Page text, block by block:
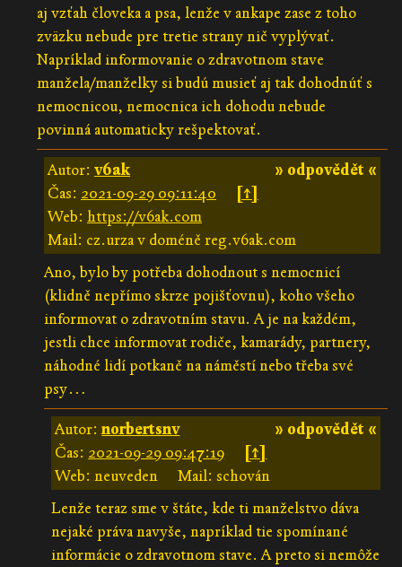
aj vzťah človeka a psa, lenže v ankape zase z toho
zväzku nebude pre tretie strany nič vyplývať.
Napríklad informovanie o zdravotnom stave
manžela/manželky si budú musieť aj tak dohodnúť s
nemocnicou, nemocnica ich dohodu nebude
povinná automaticky rešpektovať.
» odpovědět «
Autor: v6ak
Čas: 2021-09-29 09:11:40
[↑]
Web: https://v6ak.com
Mail: cz.urza v doméně reg.v6ak.com
Ano, bylo by potřeba dohodnout s nemocnicí
(klidně nepřímo skrze pojišťovnu), koho všeho
informovat o zdravotním stavu. A je na každém,
jestli chce informovat rodiče, kamarády, partnery,
náhodné lidí potkaně na náměstí nebo třeba své
psy…
» odpovědět «
Autor:norbertsnv
Čas: 2021-09-29 09:47:19
[↑]
Web: neuveden
Mail: schován
Lenže teraz sme v štáte, kde ti manželstvo dáva
nejaké práva navyše, napríklad tie spomínané
informácie o zdravotnom stave. A preto si nemôže